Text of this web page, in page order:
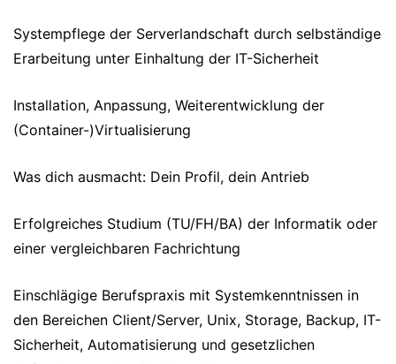
Systempflege der Serverlandschaft durch selbständige
Erarbeitung unter Einhaltung der IT-Sicherheit
Installation, Anpassung, Weiterentwicklung der
(Container-)Virtualisierung
Was dich ausmacht: Dein Profil, dein Antrieb
Erfolgreiches Studium (TU/FH/BA) der Informatik oder
einer vergleichbaren Fachrichtung
Einschlägige Berufspraxis mit Systemkenntnissen in
den Bereichen Client/Server, Unix, Storage, Backup, IT-
Sicherheit, Automatisierung und gesetzlichen